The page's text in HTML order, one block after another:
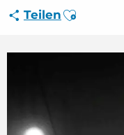
FMA – Le
l’Eclusier
Teilen Ajouter